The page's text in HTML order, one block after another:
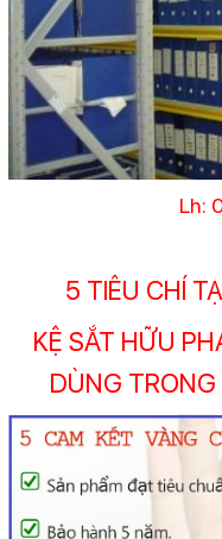
Lh:
5 TIÊU CHÍ
KỆ SẮT HỮU
DÙNG